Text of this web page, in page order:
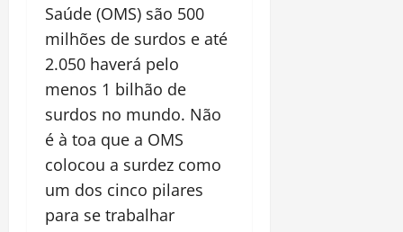
Saúde (OMS) são 500
milhões de surdos e até
2.050 haverá pelo
menos 1 bilhão de
surdos no mundo. Não
é à toa que a OMS
colocou a surdez como
um dos cinco pilares
para se trabalhar